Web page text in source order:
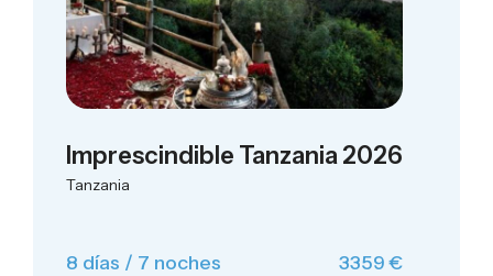
Imprescindible Tanzania 2026
Tanzania
8 días / 7 noches 3359 €